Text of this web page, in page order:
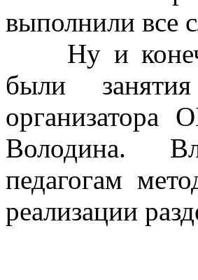
выполнили все
Ну и
были
Володина.
педагогам
реализации